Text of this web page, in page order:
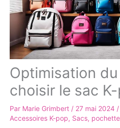
Optimisation
choisir le sac
Par Marie Grimbert / 27 mai 2024 /
Accessoires K-pop, Sacs,